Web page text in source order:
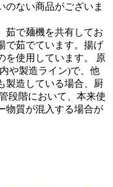
のない商品がございま
茹で麺機を共有してお
で茹でています。揚げ
を使用しています。 原
や製造ライン)で、他
製造している場合、厨
段階において、本来使
物質が混入する場合が